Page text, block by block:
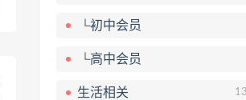
└初中会员
└高中会员
生活相关